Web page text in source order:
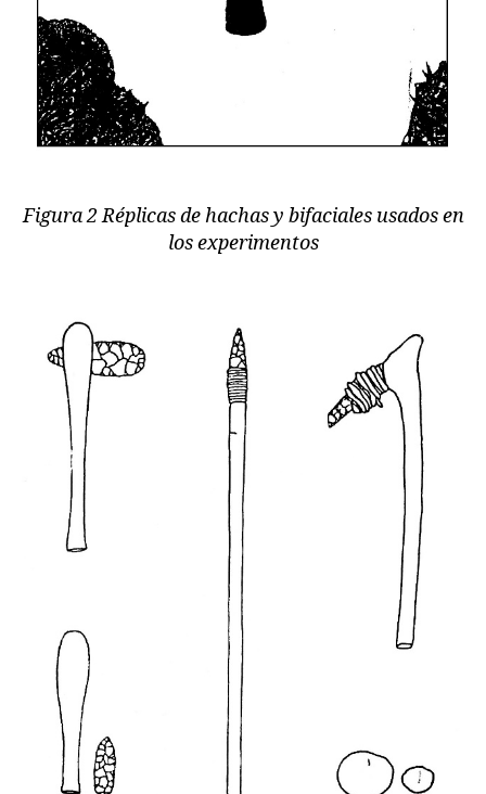
Figura 2 Réplicas de hachas y bifaciales usados en
los experimentos